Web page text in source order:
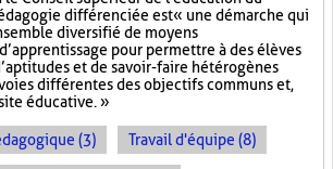
différenciée est « une démarche qui
diversifié de moyens
pour permettre à des élèves
et de savoir-faire hétérogènes
différentes des objectifs communs et,
éducative. »
(3) Travail d'équipe (8)